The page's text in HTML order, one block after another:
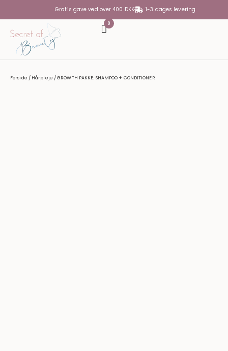
Gratis gave ved over 400 DKK 1-3 dages levering
0
DIN KURV
Din kurv er tom
Forside / Hårpleje / GROWTH PAKKE: SHAMPOO + CONDITIONER